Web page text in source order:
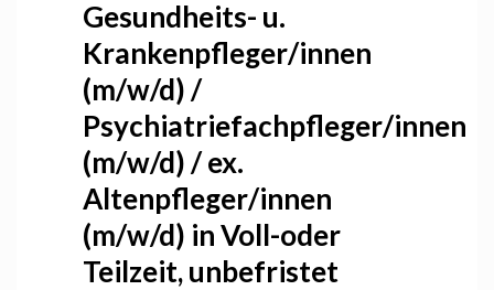
Gesundheits- u.
Krankenpfleger/innen
(m/w/d) /
Psychiatriefachpfleger/innen
(m/w/d) / ex.
Altenpfleger/innen
(m/w/d) in Voll-oder
Teilzeit, unbefristet